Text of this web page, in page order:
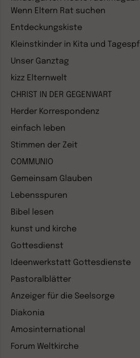
Wenn Eltern Rat suchen
Entdeckungskiste
Kleinstkinder in Kita und
Unser Ganztag
kizz Elternwelt
CHRIST IN DER GEGENWART
Herder Korrespondenz
einfach leben
Stimmen der Zeit
COMMUNIO
Gemeinsam Glauben
Lebensspuren
Bibel lesen
kunst und kirche
Gottesdienst
Ideenwerkstatt Gottesdienste
Pastoralblätter
Anzeiger für die Seelsorge
Diakonia
Amosinternational
Forum Weltkirche